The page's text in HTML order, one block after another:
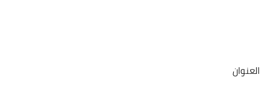
العنوان